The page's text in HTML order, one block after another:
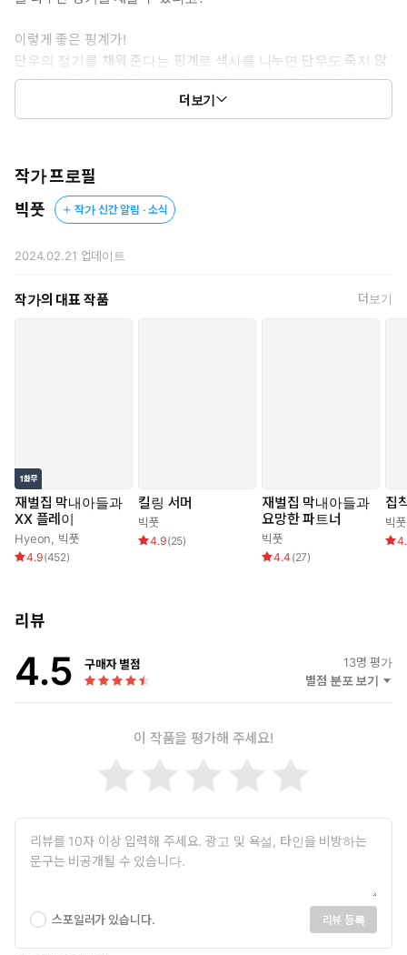
이렇게 좋은 핑계가!
단우의 정기를 채워 준다는 핑계로 색사를 나누면 단우도 죽지 않
고, 저는 아기를 가질 수 있으며, 나중에 아기가 생기면 슬그머니
“네가 내 정기를 채워 주겠다?”
그 순간 금홍을 쳐다보는 단우의 눈이 이채를 띠었다.
***
“목이 마르대도… 널 마셔야 살 것 같다.”
굴려 댔다. 츄르릅, 침이 흥건한 입안에서 굴려지고 짓이겨지며
빨리는 감각에 금홍은 눈을 감고 신음했다.
‘이, 이상해, 몸이 구름 위로 붕 떠오른 것만 같아. 눈을 뜰 수가 없어.’
금홍의 젖꼭지를 실컷 희롱한 단우는 몸을 내려 금홍의 치마저고
리를 들쳐 올렸다. 벌어져 있는 다리의 속곳을 벗겨 내리자 다리속
곳을 입은 금홍의 뽀얀 다리가 드러났다.
“으읏, 아, 안 됩니다, 거긴.”
“내 마른 목을 적셔 줄 곳은 바로 이곳이지.”
더보기
작가 프로필
빅풋
작가 신간 알림 · 소식
2024.02.21 업데이트
작가의 대표 작품 더보기
재벌집 막내아들과
XX 플레이
Hyeon, 빅풋
4.9(452)
킬링 서머
빅풋
4.9(25)
재벌집 막내아들과
요망한 파트너
빅풋
4.4 (27)
집
빅풋
리뷰
4.5 구매자 별점 13명 평가
별점 분포 보기
이 작품을 평가해 주세요!
스포일러가 있습니다. 리뷰 등록